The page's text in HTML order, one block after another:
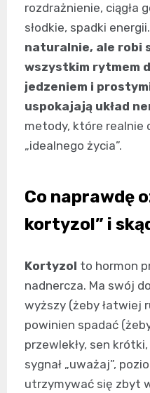
rozdrażnienie, ciągła
słodkie, spadki energii.
naturalnie, ale robi
wszystkim rytmem
jedzeniem i
uspokajają układ
metody, które realnie
„idealnego życia”.
Co naprawdę
kortyzol” i
Kortyzol to hormon
nadnercza. Ma swój
wyższy (żeby łatwiej
powinien spadać
przewlekły, sen
sygnał „uważaj”,
utrzymywać się zbyt